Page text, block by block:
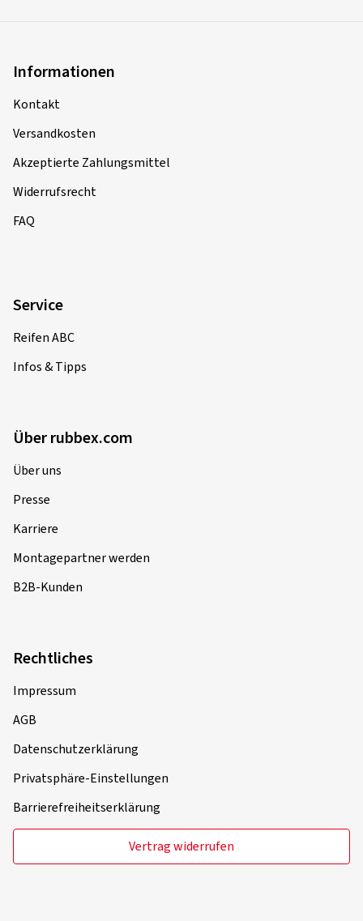
Informationen
Kontakt
Versandkosten
Akzeptierte Zahlungsmittel
Widerrufsrecht
FAQ
Service
Reifen ABC
Infos & Tipps
Über rubbex.com
Über uns
Presse
Karriere
Montagepartner werden
B2B-Kunden
Rechtliches
Impressum
AGB
Datenschutzerklärung
Privatsphäre-Einstellungen
Barrierefreiheitserklärung
Vertrag widerrufen